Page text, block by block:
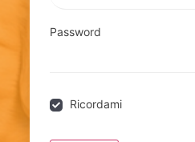
Password
Ricordami